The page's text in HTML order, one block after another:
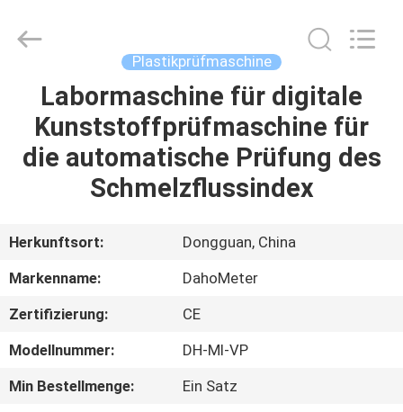
HAUS
PRODUKTE
UNS
AUSFLUG
QUALITÄTSKONTROLLE
Developed
Plastikprüfmaschine
Labormaschine für digitale
Kunststoffprüfmaschine für
die automatische Prüfung des
Schmelzflussindex
Herkunftsort:
Dongguan, China
Markenname:
DahoMeter
Zertifizierung:
CE
Modellnummer:
DH-MI-VP
Min Bestellmenge:
Ein Satz